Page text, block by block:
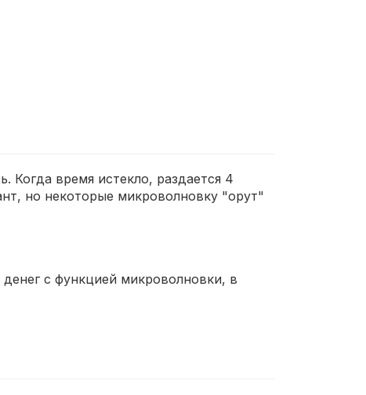
Когда время истекло, раздается 4
но некоторые микроволновку "орут"
с функцией микроволновки, в